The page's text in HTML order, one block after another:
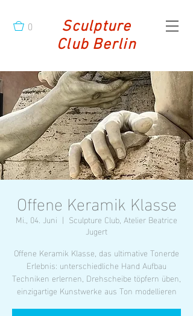
0
Sculpture
Club Berlin
Offene Keramik Klasse
Mi., 04. Juni
  |
Sculpture Club, Atelier Beatrice
Jugert
Offene Keramik Klasse, das ultimative Tonerde
Erlebnis: unterschiedliche Hand Aufbau
Techniken erlernen, Drehscheibe töpfern üben,
einzigartige Kunstwerke aus Ton modellieren